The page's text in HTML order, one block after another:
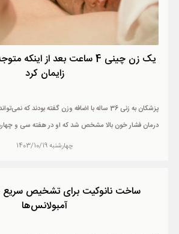
یک زن چینی 4 ساعت بعد از
زایمان کرد
پزشکان به زنی 36 ساله با اضافه وزن گفته بودند که
درمان فشار خون بالا مشخص شد که او در هفته سی و
چهارشنبه 1403/10/19
ساخت نانوکیت برای تشخیص سریع
آمبولانس‌ها